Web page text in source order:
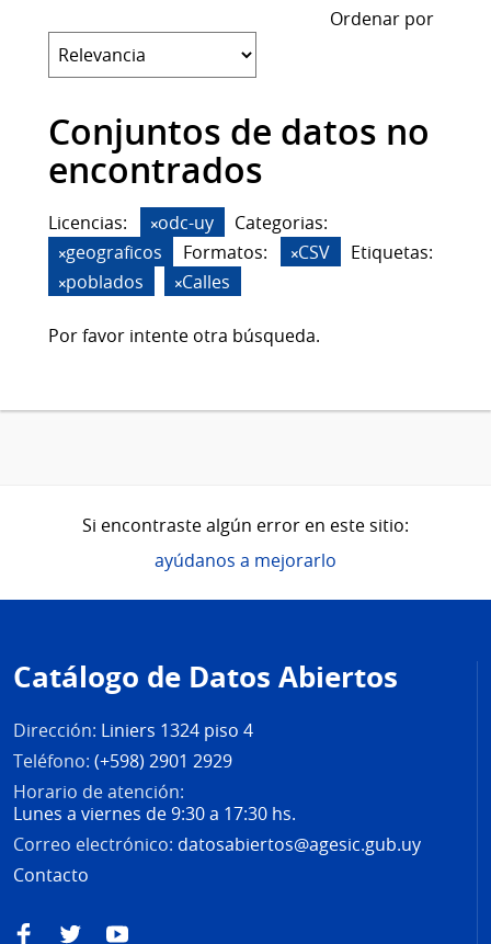
Ordenar por
Conjuntos de datos no
encontrados
Licencias: odc-uy
Categorias:
geograficos
Formatos: CSV
Etiquetas:
poblados
Calles
Por favor intente otra búsqueda.
Si encontraste algún error en este sitio:
ayúdanos a mejorarlo
de
página
Catálogo de Datos Abiertos
Dirección: Liniers 1324 piso 4
Teléfono: (+598) 2901 2929
Horario de atención:
Lunes a viernes de 9:30 a 17:30 hs.
Correo electrónico: datosabiertos@agesic.gub.uy
Contacto
FacebookTwitterYouTube